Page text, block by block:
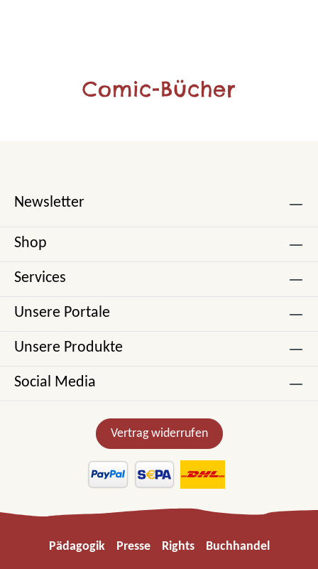
Comic-Bücher
Newsletter
Shop
Services
Unsere Portale
Unsere Produkte
Social Media
Vertrag widerrufen
Pädagogik Presse Rights Buchhandel